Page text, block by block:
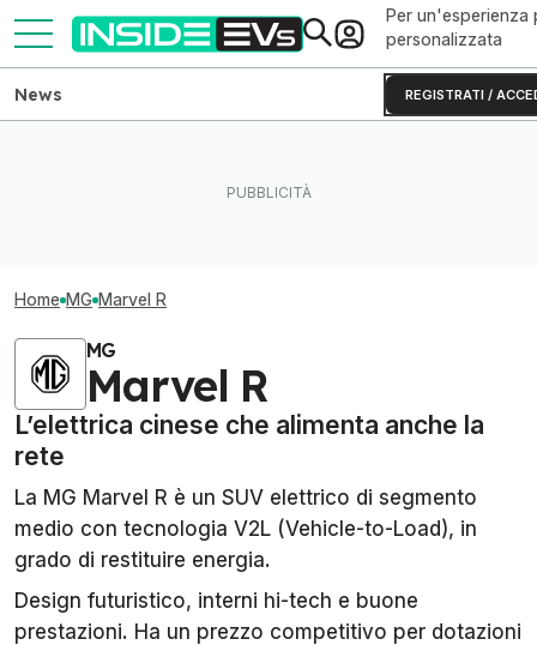
Per un'esperienza
personalizzata
REGISTRATI /
News
Home MG Marvel R
MG
Marvel R
L’elettrica cinese che alimenta anche la
rete
La MG Marvel R è un SUV elettrico di segmento
medio con tecnologia V2L (Vehicle-to-Load), in
grado di restituire energia.
Design futuristico, interni hi-tech e buone
prestazioni. Ha un prezzo competitivo per dotazioni